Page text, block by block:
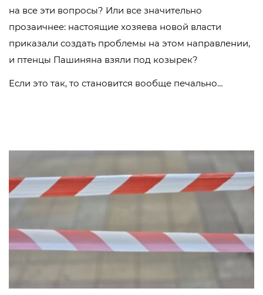
на все эти вопросы? Или все значительно
прозаичнее: настоящие хозяева новой власти
приказали создать проблемы на этом направлении,
и птенцы Пашиняна взяли под козырек?
Если это так, то становится вообще печально…